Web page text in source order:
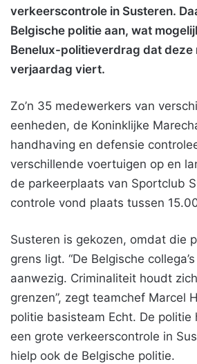
verkeerscontrole in Susteren.
Belgische politie aan, wat
Benelux-politieverdrag dat deze
verjaardag viert.
Zo’n 35 medewerkers van
eenheden, de Koninklijke
handhaving en defensie
verschillende voertuigen op en
de parkeerplaats van Sportclub
controle vond plaats tussen
Susteren is gekozen, omdat die
grens ligt. “De Belgische
aanwezig. Criminaliteit houdt
grenzen”, zegt teamchef Marcel
politie basisteam Echt. De
een grote verkeerscontrole in
hielp ook de Belgische politie.